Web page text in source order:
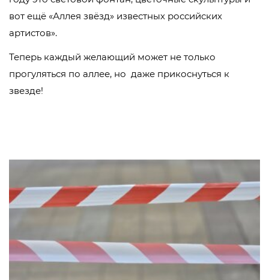
вот ещё «Аллея звёзд» известных российских
артистов».
Теперь каждый желающий может не только
прогуляться по аллее, но даже прикоснуться к
звезде!